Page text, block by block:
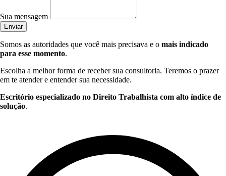
Sua mensagem
Enviar
Somos as autoridades que você mais precisava e o mais indicado
para esse momento.
Escolha a melhor forma de receber sua consultoria. Teremos o prazer
em te atender e entender sua necessidade.
Escritório especializado no Direito Trabalhista com alto índice de
solução.